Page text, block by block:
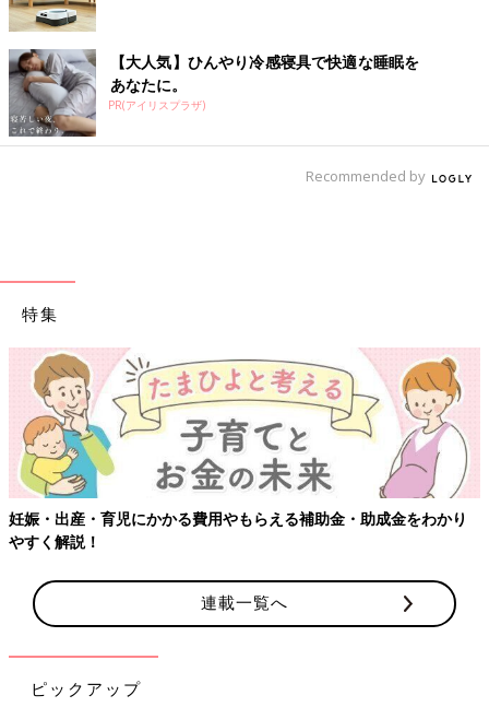
【大人気】ひんやり冷感寝具で快適な睡眠を
あなたに。
PR(アイリスプラザ)
Recommended by
特集
【ワクチン接種できるものも】妊婦の感染症対策、知っておいて！
連載一覧へ
ピックアップ